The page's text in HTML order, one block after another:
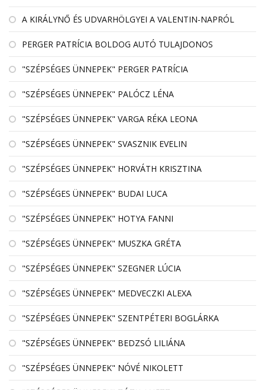
A KIRÁLYNŐ ÉS UDVARHÖLGYEI A VALENTIN-NAPRÓL
PERGER PATRÍCIA BOLDOG AUTÓ TULAJDONOS
"SZÉPSÉGES ÜNNEPEK" PERGER PATRÍCIA
"SZÉPSÉGES ÜNNEPEK" PALÓCZ LÉNA
"SZÉPSÉGES ÜNNEPEK" VARGA RÉKA LEONA
"SZÉPSÉGES ÜNNEPEK" SVASZNIK EVELIN
"SZÉPSÉGES ÜNNEPEK" HORVÁTH KRISZTINA
"SZÉPSÉGES ÜNNEPEK" BUDAI LUCA
"SZÉPSÉGES ÜNNEPEK" HOTYA FANNI
"SZÉPSÉGES ÜNNEPEK" MUSZKA GRÉTA
"SZÉPSÉGES ÜNNEPEK" SZEGNER LÚCIA
"SZÉPSÉGES ÜNNEPEK" MEDVECZKI ALEXA
"SZÉPSÉGES ÜNNEPEK" SZENTPÉTERI BOGLÁRKA
"SZÉPSÉGES ÜNNEPEK" BEDZSÓ LILIÁNA
"SZÉPSÉGES ÜNNEPEK" NÓVÉ NIKOLETT